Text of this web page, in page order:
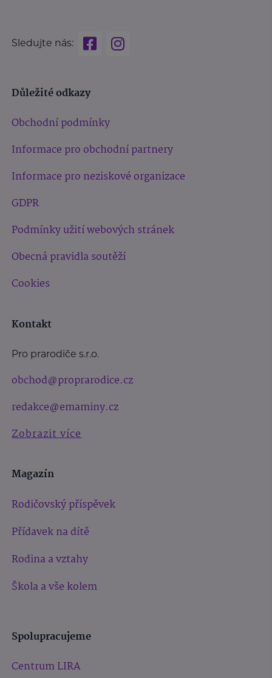
Sledujte nás:
Důležité odkazy
Obchodní podmínky
Informace pro obchodní partnery
Informace pro neziskové organizace
GDPR
Podmínky užití webových stránek
Obecná pravidla soutěží
Cookies
Kontakt
Pro prarodiče s.r.o.
obchod@proprarodice.cz
redakce@emaminy.cz
Zobrazit více
Magazín
Rodičovský příspěvek
Přídavek na dítě
Rodina a vztahy
Škola a vše kolem
Spolupracujeme
Centrum LIRA